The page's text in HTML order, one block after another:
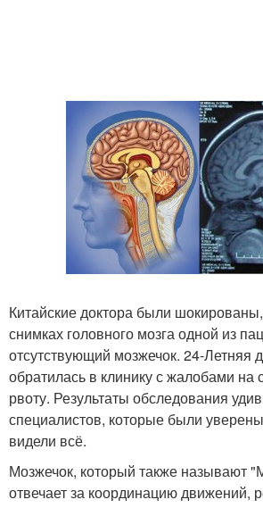
Китайские доктора были
снимках головного мозга одной из
отсутствующий мозжечок. 24-Летняя
обратилась в клинику с жалобами на
рвоту. Результаты обследования
специалистов, которые были
видели всё.
Мозжечок, который также называют
отвечает за координацию движений,